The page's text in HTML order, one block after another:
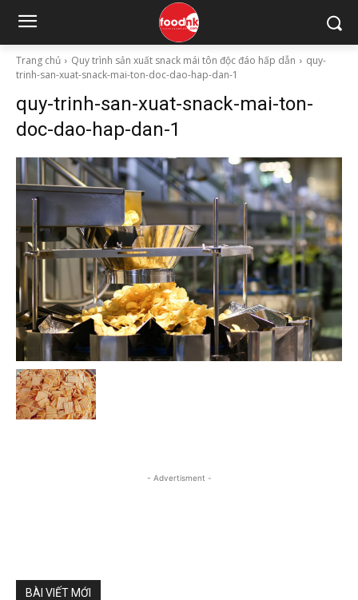
Trang chủ Quy trình sản xuất snack mái tôn độc đáo hấp dẫn
quy-
trinh-san-xuat-snack-mai-ton-doc-dao-hap-dan-1
quy-trinh-san-xuat-snack-mai-ton-
doc-dao-hap-dan-1
- Advertisment -
BÀI VIẾT MỚI